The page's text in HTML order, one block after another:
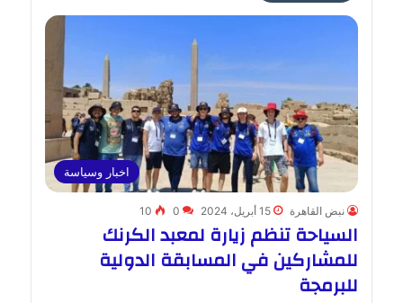
اخبار وسياسة
نبض القاهرة 15 أبريل، 2024 0
10
السياحة تنظم زيارة لمعبد الكرنك
للمشاركين في المسابقة الدولية
للبرمجة